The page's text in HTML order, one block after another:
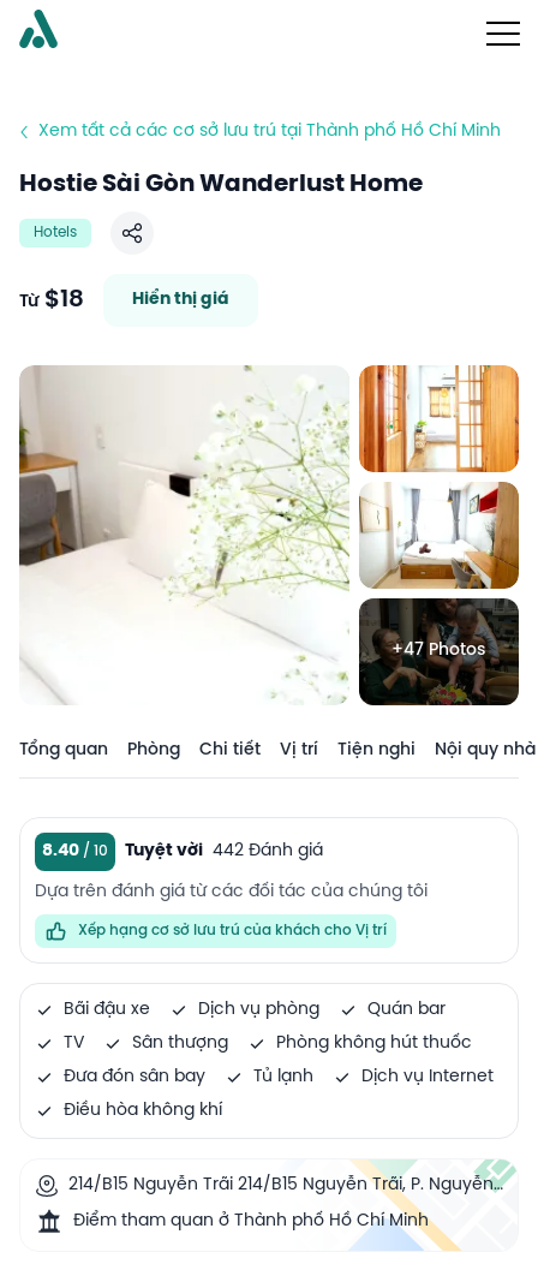
Xem tất cả các cơ sở lưu trú tại Thành phố Hồ Chí Minh
Hostie Sài Gòn Wanderlust Home
Hotels
Chia sẻ
Từ$18 Hiển thị giá
+47 Photos
Tổng quan Phòng Chi tiết Vị trí Tiện nghi Nội quy nhà
8.40 Tuyệt vời 442 Đánh giá
Dựa trên đánh giá từ các đối tác của chúng tôi
Xếp hạng cơ sở lưu trú của khách cho Vị trí
Bãi đậu xe Dịch vụ phòng
Quán bar
TV
Sân thượng
Phòng không hút thuốc
Đưa đón sân bay
Tủ lạnh
Dịch vụ Internet
Điều hòa không khí
214/B15 Nguyễn Trãi 214/B15 Nguyễn Trãi, P. Nguyễn
Cư Trinh, HCM, District 1, Ho Chi Minh City, Vietnam
Điểm tham quan ở Thành phố Hồ Chí Minh